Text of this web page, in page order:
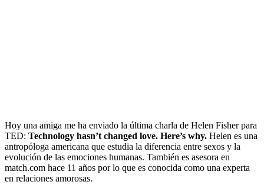
Hoy una amiga me ha enviado la última charla de Helen Fisher para
TED: Technology hasn’t changed love. Here’s why. Helen es una
antropóloga americana que estudia la diferencia entre sexos y la
evolución de las emociones humanas. También es asesora en
match.com hace 11 años por lo que es conocida como una experta
en relaciones amorosas.